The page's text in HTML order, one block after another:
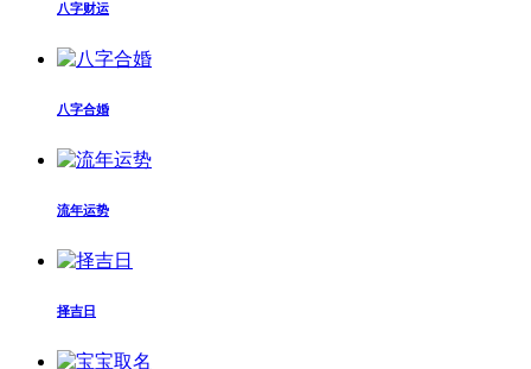
八字财运
八字合婚
流年运势
择吉日